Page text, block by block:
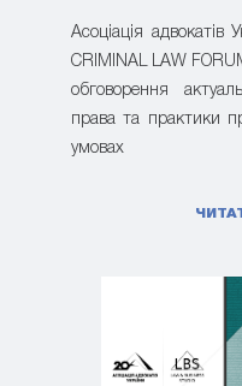
Асоціація адвокатів
CRIMINAL LAW
обговорення
права та практики
умовах